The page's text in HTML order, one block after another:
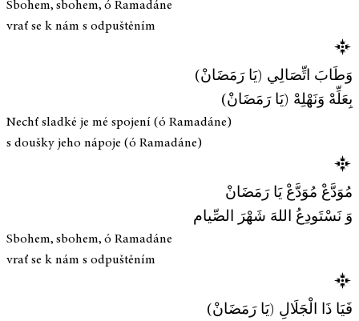
Sbohem, sbohem, ó Ramadáne
vrať se k nám s odpuštěním
وَطَابَ اتِّصَالِي (يَا رَمَضَانْ)
بِعَلِّهْ وَنَهْلِهْ (يَا رَمَضَانْ)
Nechť sladké je mé spojení (ó Ramadáne)
s doušky jeho nápoje (ó Ramadáne)
مُوَدَّعْ مُوَدَّعْ يَا رَمَضَانْ
وَ نَسْتَودِعُ اللهَ شَهْرَ الصِّيام
Sbohem, sbohem, ó Ramadáne
vrať se k nám s odpuštěním
فَيَا ذَا الْجَلَالِ (يَا رَمَضَانْ)